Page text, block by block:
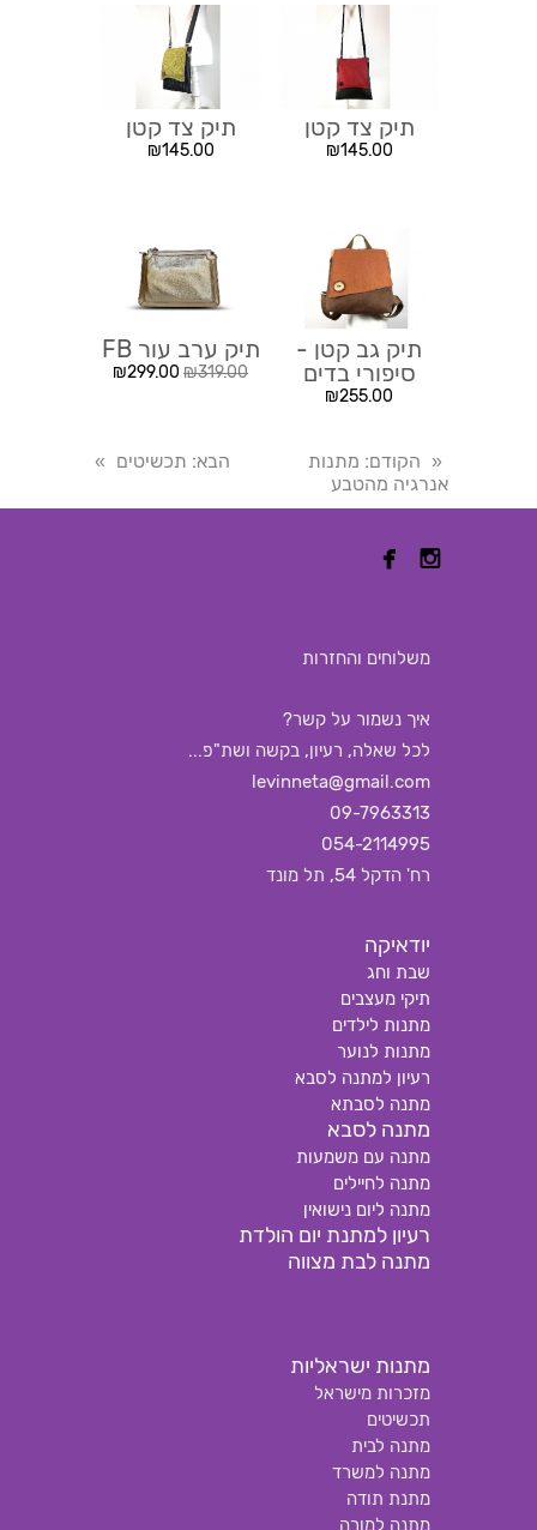
תיק צד קטן
₪145.00
תיק צד קטן
₪145.00
תיק גב קטן -
סיפורי בדים
₪255.00
תיק ערב עור FB
₪319.00
₪299.00
« הקודם: מתנות
אנרגיה מהטבע
הבא: תכשיטים »
 
משלוחים והחזרות
איך נשמור על קשר?
לכל שאלה, רעיון, בקשה ושת"פ...
levinneta@gmail.com
09-7963313
054-2114995
רח' הדקל 54, תל מונד
יודאיקה
שבת וחג
תיקי מעצבים
מתנות לילדים
מתנות לנוער
רעיון למתנה לסבא
מתנה לסבתא
מתנה לסבא
מתנה עם משמעות
מתנה לחיילים
מתנה ליום נישואין
רעיון למתנת יום הולדת
מתנה לבת מצווה
מתנות ישראליות
מזכרות מישראל
תכשיטים
מתנה לבית
מתנה למשרד
מתנת תודה
מתנה למורה